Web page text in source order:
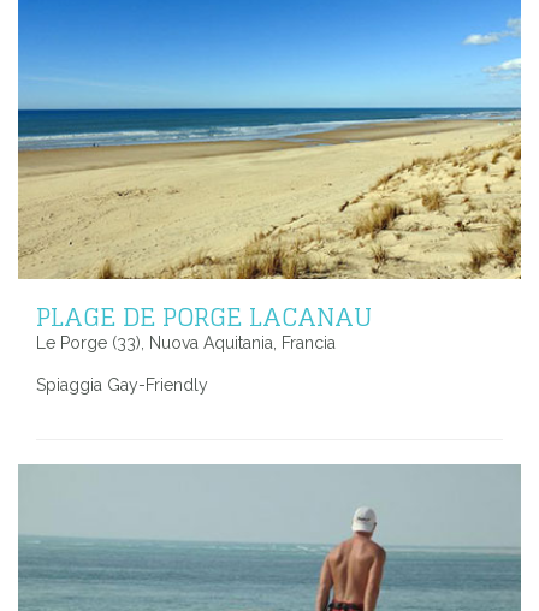
PLAGE DE PORGE LACANAU
Le Porge (33), Nuova Aquitania, Francia
Spiaggia Gay-Friendly